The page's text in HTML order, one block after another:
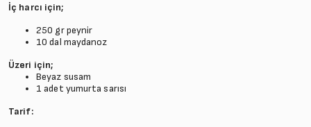
İç harcı için;
250 gr peynir
10 dal maydanoz
Üzeri için;
Beyaz susam
1 adet yumurta sarısı
Tarif: